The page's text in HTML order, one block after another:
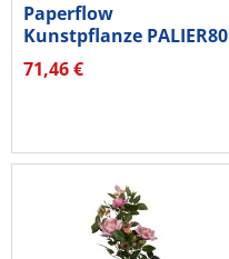
Paperflow
Kunstpflanze PALIER80
Efeu 80cm
71,46 €